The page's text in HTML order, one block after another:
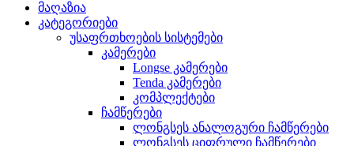
მაღაზია
კატეგორიები
უსაფრთხოების სისტემები
კამერები
Longse კამერები
Tenda კამერები
კომპლექტები
ჩამწერები
ლონგსეს ანალოგური ჩამწერები
ლონგსეს ციფრული ჩამწერები